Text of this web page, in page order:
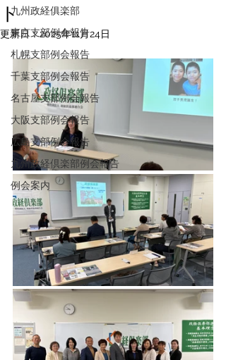
九州政経俱楽部
東京支部例会報告
札幌支部例会報告
千葉支部例会報告
名古屋支部例会報告
大阪支部例会報告
広島支部例会報告
九州政経倶楽部例会報告
例会案内
ト
更新日：2025年11月24日